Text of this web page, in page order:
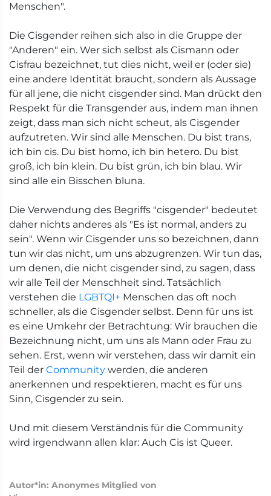
Menschen".
Die Cisgender reihen sich also in die Gruppe der
"Anderen" ein. Wer sich selbst als Cismann oder
Cisfrau bezeichnet, tut dies nicht, weil er (oder sie)
eine andere Identität braucht, sondern als Aussage
für all jene, die nicht cisgender sind. Man drückt den
Respekt für die Transgender aus, indem man ihnen
zeigt, dass man sich nicht scheut, als Cisgender
aufzutreten. Wir sind alle Menschen. Du bist trans,
ich bin cis. Du bist homo, ich bin hetero. Du bist
groß, ich bin klein. Du bist grün, ich bin blau. Wir
sind alle ein Bisschen bluna.
Die Verwendung des Begriffs "cisgender" bedeutet
daher nichts anderes als "Es ist normal, anders zu
sein". Wenn wir Cisgender uns so bezeichnen, dann
tun wir das nicht, um uns abzugrenzen. Wir tun das,
um denen, die nicht cisgender sind, zu sagen, dass
wir alle Teil der Menschheit sind. Tatsächlich
verstehen die LGBTQI+ Menschen das oft noch
schneller, als die Cisgender selbst. Denn für uns ist
es eine Umkehr der Betrachtung: Wir brauchen die
Bezeichnung nicht, um uns als Mann oder Frau zu
sehen. Erst, wenn wir verstehen, dass wir damit ein
Teil der Community werden, die anderen
anerkennen und respektieren, macht es für uns
Sinn, Cisgender zu sein.
Und mit diesem Verständnis für die Community
wird irgendwann allen klar: Auch Cis ist Queer.
Autor*in: Anonymes Mitglied von